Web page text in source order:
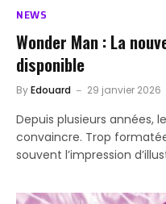
NEWS
Wonder Man : La
disponible
ByEdouard 29 janvier 2026
Depuis plusieurs années,
convaincre. Trop
souvent l’impression